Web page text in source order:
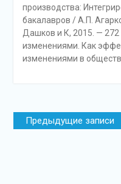
производства:
бакалавров / А.П.
Дашков и К, 2015. — 272
изменениями. Как
изменениями в
Навигация
по
Предыдущие записи